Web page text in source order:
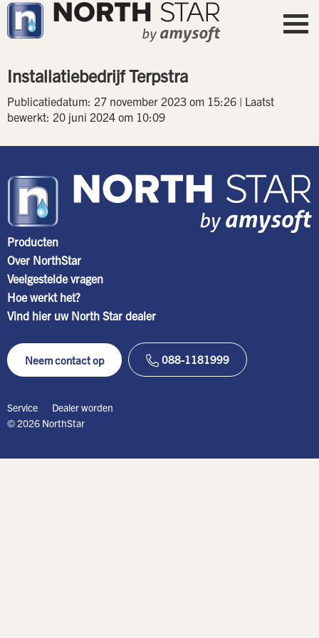
Installatiebedrijf Terpstra
Publicatiedatum: 27 november 2023 om 15:26 | Laatst
bewerkt: 20 juni 2024 om 10:09
Producten
Over NorthStar
Veelgestelde vragen
Hoe werkt het?
Vind hier uw North Star dealer
Neem contact op 088-1181999
Service
Dealer worden
© 2026 NorthStar